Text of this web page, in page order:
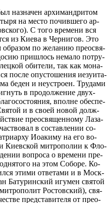
на­зна­чен ар­хи­манд­ри­том
на ме­сто по­чив­ше­го ар­
С то­го вре­ме­ни вся
из Ки­е­ва в Чер­ни­гов. Это
об­ра­зом по же­ла­нию прео­свя­
при­шлось нема­ло по­тру­
оби­те­ли, так как мо­на­
по­сле опу­сто­ше­ния иезу­и­та­
бе­ден и неустро­ен. Тру­да­ми
в про­дол­же­ние двух-
вполне обес­пе­
и в сво­ей но­вой долж­
прео­свя­щен­но­му Ла­за­
в со­став­ле­нии со­
Иоаки­му на его во­
Ки­ев­ской мит­ро­по­лии к Фло­
во­про­са о вре­ме­ни пре­
на этом Со­бо­ре. Ко­
эти­ми от­ве­та­ми и в Моск­
Ба­ту­рин­ский игу­мен свя­той
Ро­стов­ский), свя­
пред­ста­ви­те­ля от прео­